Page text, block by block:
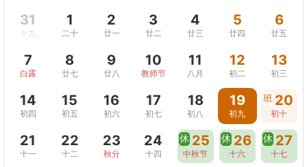
31
十九
1
二十
2
廿一
3
廿二
4
廿三
5
廿四
6
廿五
7
白露
8
廿七
9
廿八
10
教师节
11
八月
12
初二
13
初三
14
初四
15
初五
16
初六
17
初七
18
初八
19
初九
班 20
初十
21
十一
22
十二
23
秋分
24
十四
休 25
中秋节
休 26
十六
休 27
十七